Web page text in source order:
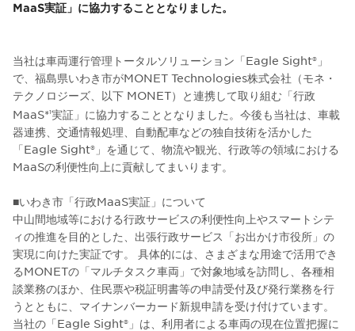
MaaS実証」に協力することとなりました。
当社は車両運行管理トータルソリューション「Eagle Sight®」
で、福島県いわき市がMONET Technologies株式会社（モネ・
テクノロジーズ、以下 MONET）と連携して取り組む「行政
MaaS*1実証」に協力することとなりました。今後も当社は、車載
器連携、交通情報処理、自動配車などの独自技術を活かした
「Eagle Sight®」を通じて、物流や観光、行政等の領域における
MaaSの利便性向上に貢献してまいります。
■いわき市「行政MaaS実証」について
中山間地域等における行政サービスの利便性向上やスマートシテ
ィの推進を目的とした、出張行政サービス「お出かけ市役所」の
実現に向けた実証です。 具体的には、さまざまな用途で活用でき
るMONETの「マルチタスク車両」で対象地域を訪問し、各種相
談業務のほか、住民票や税証明書等の申請受付及び発行業務を行
うとともに、マイナンバーカード新規申請を受け付けています。
当社の「Eagle Sight®」は、利用者による車両の現在位置把握に